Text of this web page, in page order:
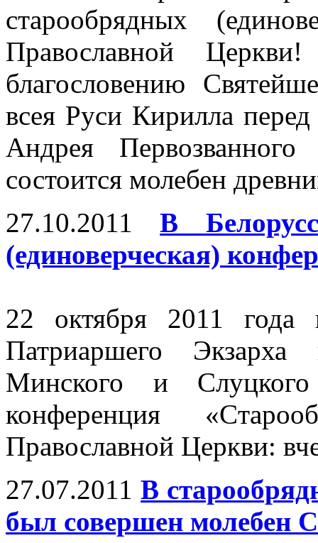
старообрядных
Православной
благословению
всея Руси Кирилла
Андрея
состоится молебен
27.10.2011
В
(единоверческая)
22 октября 2011 года
Патриаршего Экзарха
Минского и
конференция
Православной Церкви:
27.07.2011 В
был совершен молебен